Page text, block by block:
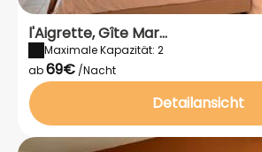
l'Aigrette, Gîte Mar...
Maximale Kapazität: 2
ab69€ /Nacht
Detailansicht